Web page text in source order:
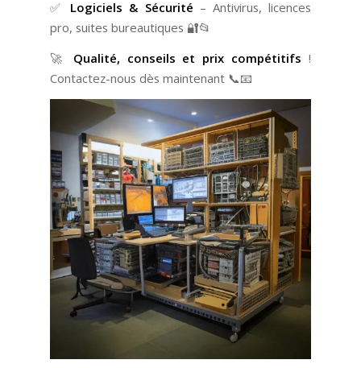
✅ Logiciels & Sécurité – Antivirus, licences
pro, suites bureautiques 🔐📂
🚀 Qualité, conseils et prix compétitifs !
Contactez-nous dès maintenant 📞📧